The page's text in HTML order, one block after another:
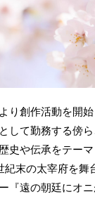
り創作活動を開
して勤務する傍
史や伝承をテー
紀末の太宰府を舞
『遠の朝廷にオ